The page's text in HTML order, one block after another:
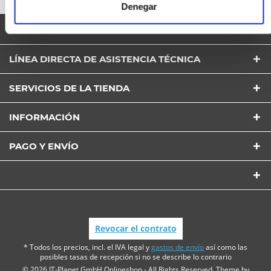
Denegar
garantizando un suministro eléctrico ininterrumpido
durante un periodo de tiempo más largo.
BOLETÍN DE NOTICIAS
LÍNEA DIRECTA DE ASISTENCIA TÉCNICA
SERVICIOS DE LA TIENDA
INFORMACIÓN
PAGO Y ENVÍO
Revocar el contrato
* Todos los precios, incl. el IVA legal ygastos de envíoasí como las
posibles tasas de recepción si no se describe lo contrario